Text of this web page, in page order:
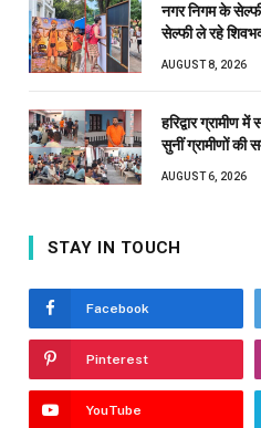
नगर निगम के
सेल्फी ले रहे
AUGUST 8, 2026
हरिद्वार ग्रामीण
सुनीं ग्रामीणों की
AUGUST 6, 2026
STAY IN TOUCH
Facebook
Pinterest
YouTube